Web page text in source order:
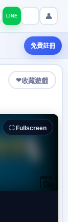
LINE 👤
免費註冊
❤收藏遊戲
⛶ Fullscreen